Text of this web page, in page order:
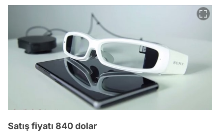
Satış fiyatı 840 dolar